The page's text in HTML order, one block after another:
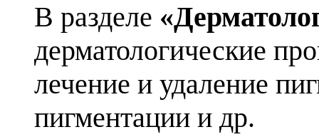
В разделе
дерматологические
лечение и удаление
пигментации и др.